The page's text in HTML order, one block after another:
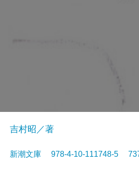
吉村昭／著
新潮文庫 978-4-10-111748-5